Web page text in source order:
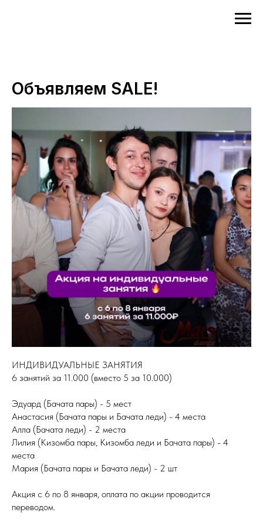
Объявляем SALE!
ИНДИВИДУАЛЬНЫЕ ЗАНЯТИЯ
6 занятий за 11.000 (вместо 5 за 10.000)
Эдуард (Бачата пары) - 5 мест
Анастасия (Бачата пары и Бачата леди) - 4 места
Алла (Бачата леди) - 2 места
Лилия (Кизомба пары, Кизомба леди и Бачата пары) - 4
места
Мария (Бачата пары и Бачата леди) - 2 шт
Акция с 6 по 8 января, оплата по акции проводится
переводом.